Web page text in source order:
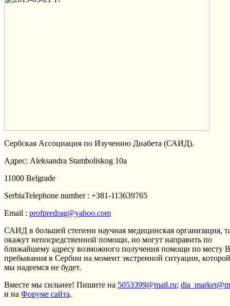
Сербская Ассоциация по Изучению Диабета (САИД).
Адрес: Aleksandra Stamboliskog 10a
11000 Belgrade
SerbiaTelephone number : +381-113639765
Email : profpredrag@yahoo.com
САИД в большей степени научная медицинская организация,
окажут непосредственной помощи, но могут направить по
ближайшему адресу возможного получения помощи по месту
пребывания в Сербии на момент экстренной ситуации,
мы надеемся не будет.
Вместе мы сильнее! Пишите на 5053399@mail.ru;
и на Форуме сайта.